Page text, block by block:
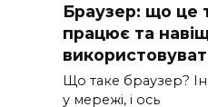
Браузер: що це
працює та
Що таке браузер?
у мережі, і ось